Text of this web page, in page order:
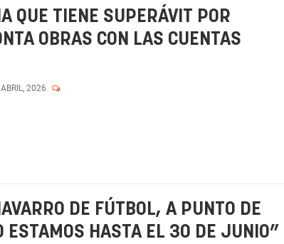
QUE TIENE SUPERÁVIT POR
OBRAS CON LAS CUENTAS
2026
DE FÚTBOL, A PUNTO DE
ESTAMOS HASTA EL 30 DE JUNIO”